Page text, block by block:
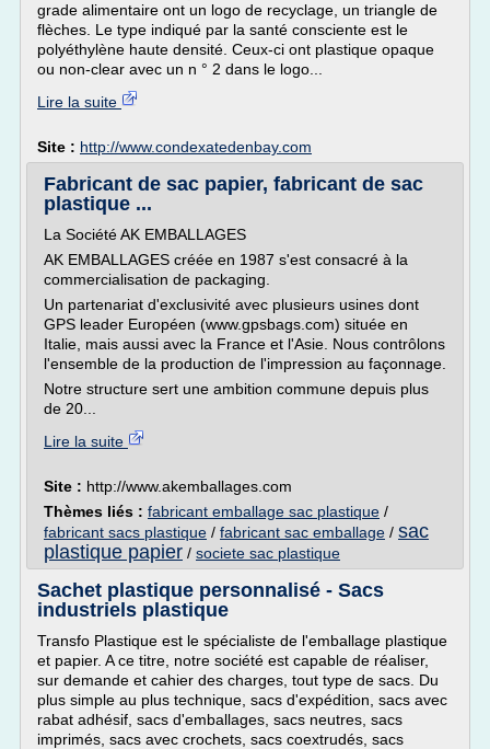
grade alimentaire ont un logo de recyclage, un triangle de
flèches. Le type indiqué par la santé consciente est le
polyéthylène haute densité. Ceux-ci ont plastique opaque
ou non-clear avec un n ° 2 dans le logo...
Lire la suite
Site : http://www.condexatedenbay.com
Fabricant de sac papier, fabricant de sac
plastique ...
La Société AK EMBALLAGES
AK EMBALLAGES créée en 1987 s'est consacré à la
commercialisation de packaging.
Un partenariat d'exclusivité avec plusieurs usines dont
GPS leader Européen (www.gpsbags.com) située en
Italie, mais aussi avec la France et l'Asie. Nous contrôlons
l'ensemble de la production de l'impression au façonnage.
Notre structure sert une ambition commune depuis plus
de 20...
Lire la suite
Site : http://www.akemballages.com
Thèmes liés : fabricant emballage sac plastique /
fabricant sacs plastique / fabricant sac emballage / sac
plastique papier / societe sac plastique
Sachet plastique personnalisé - Sacs
industriels plastique
Transfo Plastique est le spécialiste de l'emballage plastique
et papier. A ce titre, notre société est capable de réaliser,
sur demande et cahier des charges, tout type de sacs. Du
plus simple au plus technique, sacs d'expédition, sacs avec
rabat adhésif, sacs d'emballages, sacs neutres, sacs
imprimés, sacs avec crochets, sacs coextrudés, sacs